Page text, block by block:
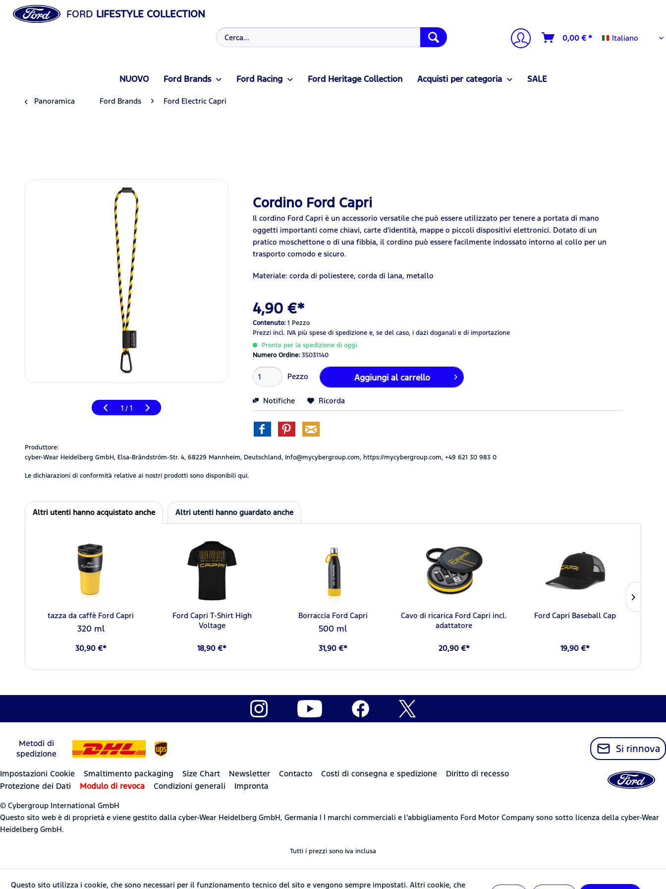
FORD LIFESTYLE COLLECTION
0,00 € * Italiano
Italiano
NUOVO Ford Brands Ford Racing Ford Heritage Collection Acquisti per categoria SALE
Panoramica Ford Brands Ford Electric Capri
1 / 1
Cordino Ford Capri
Il cordino Ford Capri è un accessorio versatile che può essere utilizzato per tenere a portata di mano
oggetti importanti come chiavi, carte d'identità, mappe o piccoli dispositivi elettronici. Dotato di un
pratico moschettone o di una fibbia, il cordino può essere facilmente indossato intorno al collo per un
trasporto comodo e sicuro.
Materiale: corda di poliestere, corda di lana, metallo
4,90 €*
Contenuto:1 Pezzo
Prezzi incl. IVA più spese di spedizione e, se del caso, i dazi doganali e di importazione
Pronto per la spedizione di oggi.
Numero Ordine:35031140
Pezzo Aggiungi al carrello
Notifiche Ricorda
Produttore:
cyber-Wear Heidelberg GmbH, Elsa-Brändström-Str. 4, 68229 Mannheim, Deutschland, Info@mycybergroup.com, https://mycybergroup.com, +49 621 30 983 0
Le dichiarazioni di conformità relative ai nostri prodotti sono disponibili qui.
Altri utenti hanno acquistato anche Altri utenti hanno guardato anche
tazza da caffè Ford Capri
320 ml
30,90 €*
Ford Capri T-Shirt High
Voltage
18,90 €*
Borraccia Ford Capri
500 ml
31,90 €*
Cavo di ricarica Ford Capri incl.
adattatore
20,90 €*
Ford Capri Baseball Cap
19,90 €*
Metodi di
spedizione
Si rinnova
Impostazioni Cookie Smaltimento packaging Size Chart Newsletter Contacto Costi di consegna e spedizione
Diritto di recesso
Protezione dei Dati
Modulo di revoca Condizioni generali Impronta
© Cybergroup International GmbH
Questo sito web è di proprietà e viene gestito dalla cyber-Wear Heidelberg GmbH, Germania | I marchi commerciali e l'abbigliamento Ford Motor Company sono sotto licenza della cyber-Wear
Heidelberg GmbH.
Tutti i prezzi sono Iva inclusa
Questo sito utilizza i cookie, che sono necessari per il funzionamento tecnico del sito e vengono sempre impostati. Altri cookie, che